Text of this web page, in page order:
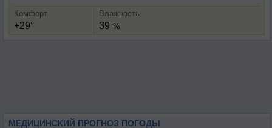
Комфорт
+29°
Влажность
39 %
МЕДИЦИНСКИЙ ПРОГНОЗ ПОГОДЫ